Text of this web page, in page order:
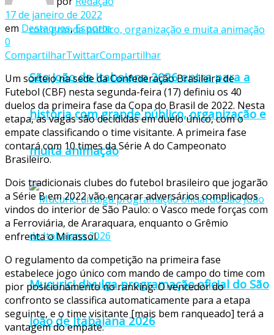
São João de Itabaiana 2026 entra para a
história com grande público, organização e
muita animação
Mucurici divulga programação oficial do São
João de Itabaiana 2026
17 de janeiro de 2022
em Destaques,Esporte
0
CompartilharTwittarCompartilhar
Um sorteio na sede da Confederação Brasileira de
Futebol (CBF) nesta segunda-feira (17) definiu os 40
duelos da primeira fase da Copa do Brasil de 2022. Nesta
etapa, as vagas são decididas em duelo único, com o
empate classificando o time visitante. A primeira fase
contará com 10 times da Série A do Campeonato
Brasileiro.
Dois tradicionais clubes do futebol brasileiro que jogarão
a Série B em 2022 vão encarar adversários complicados
vindos do interior de São Paulo: o Vasco mede forças com
a Ferroviária, de Araraquara, enquanto o Grêmio
enfrenta o Mirassol.
O regulamento da competição na primeira fase
estabelece jogo único com mando de campo do time com
pior posicionamento no ranking. O vencedor do
confronto se classifica automaticamente para a etapa
seguinte, e o time visitante [mais bem ranqueado] terá a
vantagem do empate.